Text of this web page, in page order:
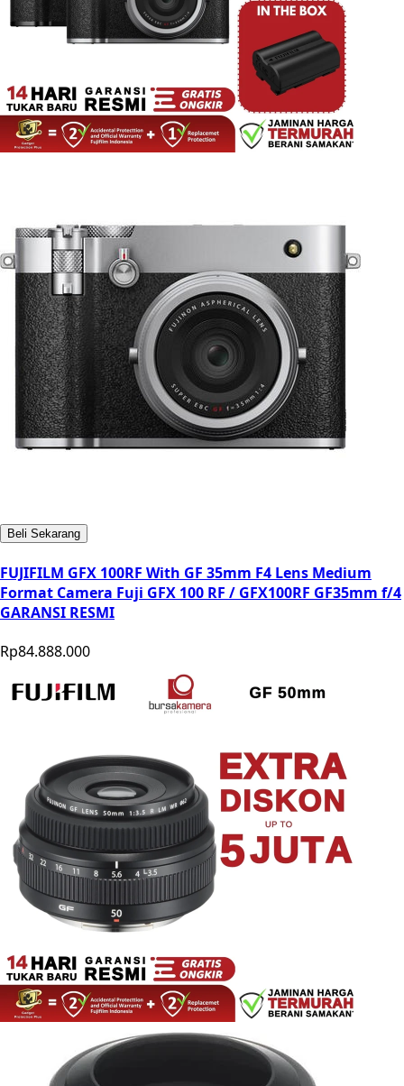
Beli Sekarang
FUJIFILM GFX 100RF With GF 35mm F4 Lens Medium
Format Camera Fuji GFX 100 RF / GFX100RF GF35mm f/4
GARANSI RESMI
Rp84.888.000